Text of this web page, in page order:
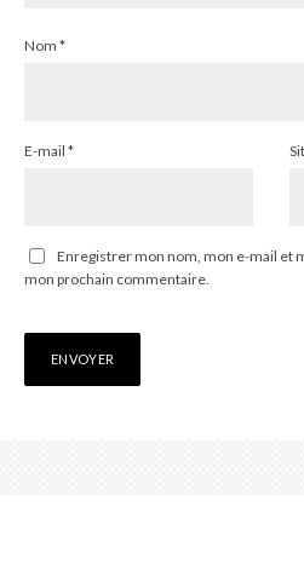
Nom *
E-mail *
Enregistrer mon nom, mon e-mail et
mon prochain commentaire.